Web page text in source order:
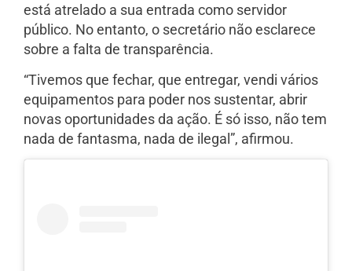
está atrelado a sua entrada como servidor
público. No entanto, o secretário não esclarece
sobre a falta de transparência.
“Tivemos que fechar, que entregar, vendi vários
equipamentos para poder nos sustentar, abrir
novas oportunidades da ação. É só isso, não tem
nada de fantasma, nada de ilegal”, afirmou.